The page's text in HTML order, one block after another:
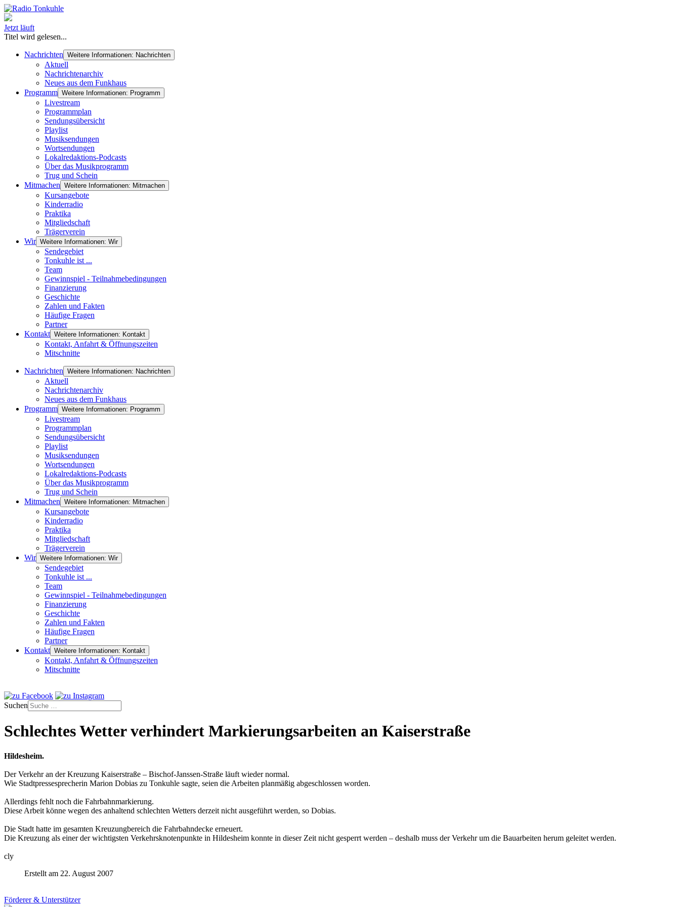
Jetzt läuft
Titel wird gelesen...
Nachrichten Weitere Informationen: Nachrichten
Aktuell
Nachrichtenarchiv
Neues aus dem Funkhaus
Programm Weitere Informationen: Programm
Livestream
Programmplan
Sendungsübersicht
Playlist
Musiksendungen
Wortsendungen
Lokalredaktions-Podcasts
Über das Musikprogramm
Trug und Schein
Mitmachen Weitere Informationen: Mitmachen
Kursangebote
Kinderradio
Praktika
Mitgliedschaft
Trägerverein
Wir Weitere Informationen: Wir
Sendegebiet
Tonkuhle ist ...
Team
Gewinnspiel - Teilnahmebedingungen
Finanzierung
Geschichte
Zahlen und Fakten
Häufige Fragen
Partner
Kontakt Weitere Informationen: Kontakt
Kontakt, Anfahrt & Öffnungszeiten
Mitschnitte
Nachrichten Weitere Informationen: Nachrichten
Aktuell
Nachrichtenarchiv
Neues aus dem Funkhaus
Programm Weitere Informationen: Programm
Livestream
Programmplan
Sendungsübersicht
Playlist
Musiksendungen
Wortsendungen
Lokalredaktions-Podcasts
Über das Musikprogramm
Trug und Schein
Mitmachen Weitere Informationen: Mitmachen
Kursangebote
Kinderradio
Praktika
Mitgliedschaft
Trägerverein
Wir Weitere Informationen: Wir
Sendegebiet
Tonkuhle ist ...
Team
Gewinnspiel - Teilnahmebedingungen
Finanzierung
Geschichte
Zahlen und Fakten
Häufige Fragen
Partner
Kontakt Weitere Informationen: Kontakt
Kontakt, Anfahrt & Öffnungszeiten
Mitschnitte
Suchen
Schlechtes Wetter verhindert Markierungsarbeiten an Kaiserstraße
Hildesheim.
Der Verkehr an der Kreuzung Kaiserstraße – Bischof-Janssen-Straße läuft wieder normal.
Wie Stadtpressesprecherin Marion Dobias zu Tonkuhle sagte, seien die Arbeiten planmäßig abgeschlossen worden.
Allerdings fehlt noch die Fahrbahnmarkierung.
Diese Arbeit könne wegen des anhaltend schlechten Wetters derzeit nicht ausgeführt werden, so Dobias.
Die Stadt hatte im gesamten Kreuzungbereich die Fahrbahndecke erneuert.
Die Kreuzung als einer der wichtigsten Verkehrsknotenpunkte in Hildesheim konnte in dieser Zeit nicht gesperrt werden – deshalb muss der Verkehr um die Bauarbeiten herum geleitet werden.
cly
Erstellt am 22. August 2007
Förderer & Unterstützer